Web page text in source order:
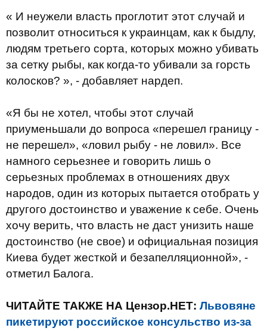
« И неужели власть проглотит этот случай и
позволит относиться к украинцам, как к быдлу,
людям третьего сорта, которых можно убивать
за сетку рыбы, как когда-то убивали за горсть
колосков? », - добавляет нардеп.
«Я бы не хотел, чтобы этот случай
приуменьшали до вопроса «перешел границу -
не перешел», «ловил рыбу - не ловил». Все
намного серьезнее и говорить лишь о
серьезных проблемах в отношениях двух
народов, один из которых пытается отобрать у
другого достоинство и уважение к себе. Очень
хочу верить, что власть не даст унизить наше
достоинство (не свое) и официальная позиция
Киева будет жесткой и безапелляционной», -
отметил Балога.
ЧИТАЙТЕ ТАКЖЕ НА Цензор.НЕТ: Львовяне
пикетируют российское консульство из-за